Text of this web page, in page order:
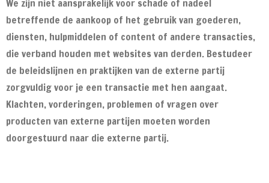
We zijn niet aansprakelijk voor schade of nadeel
betreffende de aankoop of het gebruik van goederen,
diensten, hulpmiddelen of content of andere transacties,
die verband houden met websites van derden. Bestudeer
de beleidslijnen en praktijken van de externe partij
zorgvuldig voor je een transactie met hen aangaat.
Klachten, vorderingen, problemen of vragen over
producten van externe partijen moeten worden
doorgestuurd naar die externe partij.